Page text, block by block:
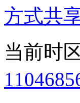
方式共
当前时